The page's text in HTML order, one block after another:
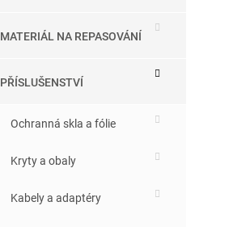
MATERIÁL NA REPASOVÁNÍ
PŘÍSLUŠENSTVÍ
Ochranná skla a fólie
Kryty a obaly
Kabely a adaptéry